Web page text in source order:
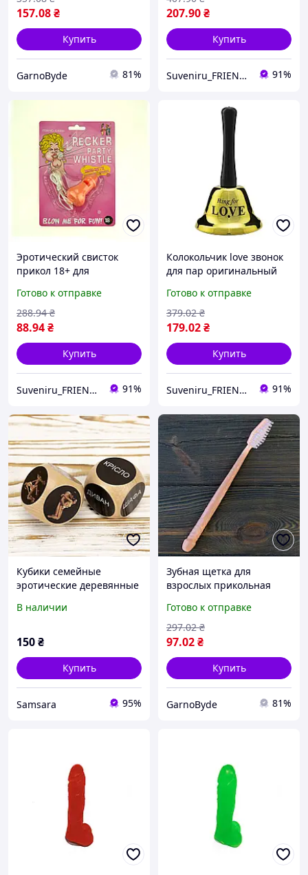
подарок
157.08₴
Купить
GarnoByde 81%
оригинал
207.90₴
Купить
Suveniru_FRIENDS 91%
Эротический свисток
прикол 18+ для
оригинальный подарок
для взрослых и любовных
игр весело
Готово к отправке
88.94₴
288.94 ₴
Купить
Suveniru_FRIENDS 91%
Колокольчик love звонок
для пар оригинальный
эротический прикол для
взрослых
Готово к отправке
179.02₴
379.02 ₴
Купить
Suveniru_FRIENDS 91%
Кубики семейные
эротические деревянные
камасутра 18 плюс
подарки для пары
В наличии
150₴
Купить
Samsara 95%
Зубная щетка для
взрослых прикольная
эротический дизайн
оригинал подарок на
новоселье
Готово к отправке
97.02₴
297.02 ₴
Купить
GarnoByde 81%